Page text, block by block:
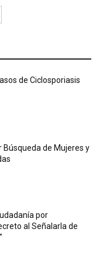
de Ciclosporiasis
Búsqueda de Mujeres y
por
al Señalarla de